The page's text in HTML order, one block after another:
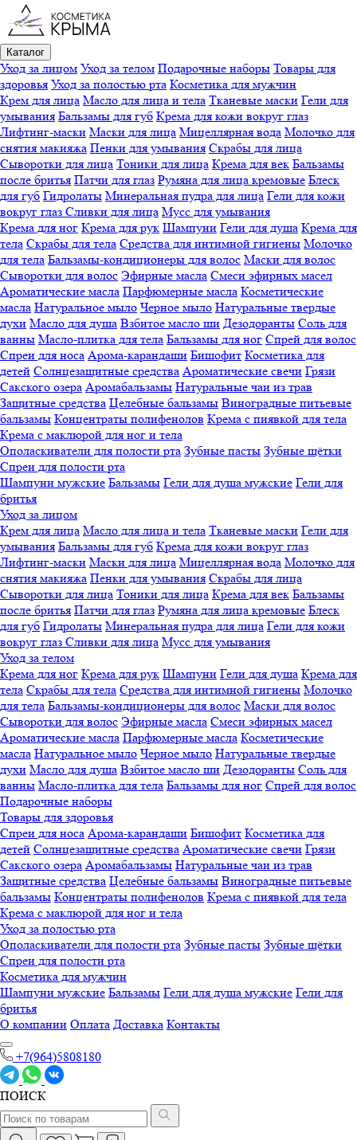
Каталог
Уход за лицом Уход за телом Подарочные наборы Товары для
здоровья Уход за полостью рта Косметика для мужчин
Крем для лица Масло для лица и тела Тканевые маски Гели для
умывания Бальзамы для губ Крема для кожи вокруг глаз
Лифтинг-маски Маски для лица Мицеллярная вода Молочко для
снятия макияжа Пенки для умывания Скрабы для лица
Сыворотки для лица Тоники для лица Крема для век Бальзамы
после бритья Патчи для глаз Румяна для лица кремовые Блеск
для губ Гидролаты Минеральная пудра для лица Гели для кожи
вокруг глаз Сливки для лица Мусс для умывания
Крема для ног Крема для рук Шампуни Гели для душа Крема для
тела Скрабы для тела Средства для интимной гигиены Молочко
для тела Бальзамы-кондиционеры для волос Маски для волос
Сыворотки для волос Эфирные масла Смеси эфирных масел
Ароматические масла Парфюмерные масла Косметические
масла Натуральное мыло Черное мыло Натуральные твердые
духи Масло для душа Взбитое масло ши Дезодоранты Соль для
ванны Масло-плитка для тела Бальзамы для ног Спрей для волос
Спреи для носа Арома-карандаши Бишофит Косметика для
детей Солнцезащитные средства Ароматические свечи Грязи
Cакского озера Аромабальзамы Натуральные чаи из трав
Защитные средства Целебные бальзамы Виноградные питьевые
бальзамы Концентраты полифенолов Крема с пиявкой для тела
Крема с маклюрой для ног и тела
Ополаскиватели для полости рта Зубные пасты Зубные щётки
Спреи для полости рта
Шампуни мужские Бальзамы Гели для душа мужские Гели для
бритья
Уход за лицом
Крем для лица Масло для лица и тела Тканевые маски Гели для
умывания Бальзамы для губ Крема для кожи вокруг глаз
Лифтинг-маски Маски для лица Мицеллярная вода Молочко для
снятия макияжа Пенки для умывания Скрабы для лица
Сыворотки для лица Тоники для лица Крема для век Бальзамы
после бритья Патчи для глаз Румяна для лица кремовые Блеск
для губ Гидролаты Минеральная пудра для лица Гели для кожи
вокруг глаз Сливки для лица Мусс для умывания
Уход за телом
Крема для ног Крема для рук Шампуни Гели для душа Крема для
тела Скрабы для тела Средства для интимной гигиены Молочко
для тела Бальзамы-кондиционеры для волос Маски для волос
Сыворотки для волос Эфирные масла Смеси эфирных масел
Ароматические масла Парфюмерные масла Косметические
масла Натуральное мыло Черное мыло Натуральные твердые
духи Масло для душа Взбитое масло ши Дезодоранты Соль для
ванны Масло-плитка для тела Бальзамы для ног Спрей для волос
Подарочные наборы
Товары для здоровья
Спреи для носа Арома-карандаши Бишофит Косметика для
детей Солнцезащитные средства Ароматические свечи Грязи
Cакского озера Аромабальзамы Натуральные чаи из трав
Защитные средства Целебные бальзамы Виноградные питьевые
бальзамы Концентраты полифенолов Крема с пиявкой для тела
Крема с маклюрой для ног и тела
Уход за полостью рта
Ополаскиватели для полости рта Зубные пасты Зубные щётки
Спреи для полости рта
Косметика для мужчин
Шампуни мужские Бальзамы Гели для душа мужские Гели для
бритья
О компании Оплата Доставка Контакты
+7(964)5808180
ПОИСК